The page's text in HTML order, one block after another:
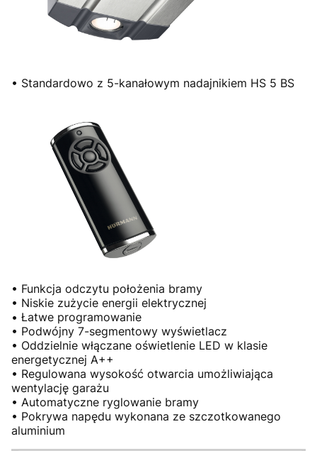
• Standardowo z 5-kanałowym nadajnikiem HS 5 BS
• Funkcja odczytu położenia bramy
• Niskie zużycie energii elektrycznej
• Łatwe programowanie
• Podwójny 7-segmentowy wyświetlacz
• Oddzielnie włączane oświetlenie LED w klasie
energetycznej A++
• Regulowana wysokość otwarcia umożliwiająca
wentylację garażu
• Automatyczne ryglowanie bramy
• Pokrywa napędu wykonana ze szczotkowanego
aluminium